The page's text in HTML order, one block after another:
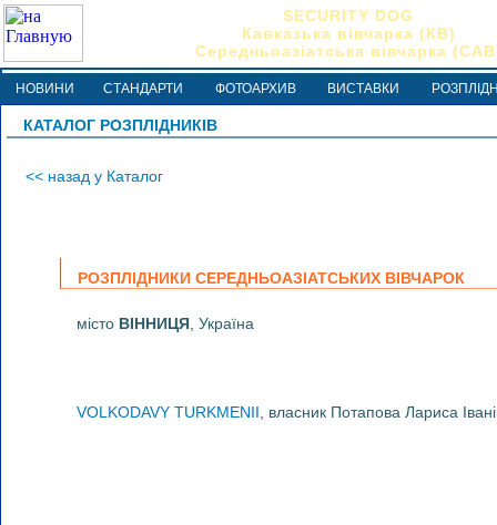
SECURITY DOG
Кавказька вівчарка (КВ)
Середньоазіатська вівчарка
НОВИНИ СТАНДАРТИ ФОТОАРХИВ ВИСТАВКИ
КАТАЛОГ РОЗПЛІДНИКІВ
<< назад у Каталог
РОЗПЛІДНИКИ СЕРЕДНЬОАЗІАТСЬКИХ ВІВЧАРОК
місто ВІННИЦЯ, Україна
VOLKODAVY TURKMENII , власник Потапова Лариса